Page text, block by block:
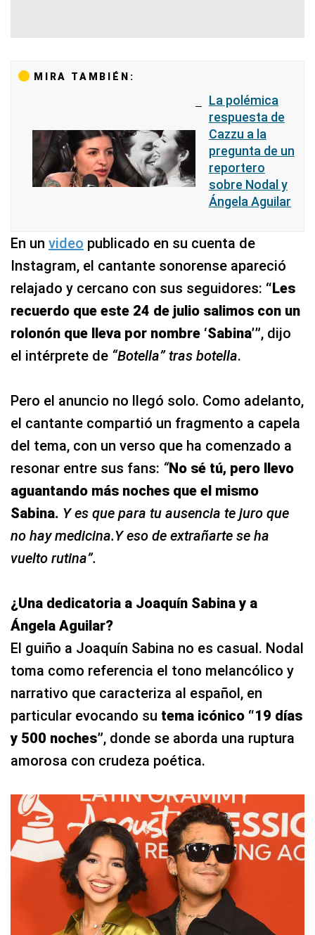
MIRA TAMBIÉN:
La polémica
respuesta de
Cazzu a la
pregunta de un
reportero
sobre Nodal y
Ángela Aguilar
En un video publicado en su cuenta de
Instagram, el cantante sonorense apareció
relajado y cercano con sus seguidores: “Les
recuerdo que este 24 de julio salimos con un
rolonón que lleva por nombre ‘Sabina’”, dijo
el intérprete de “Botella” tras botella.
Pero el anuncio no llegó solo. Como adelanto,
el cantante compartió un fragmento a capela
del tema, con un verso que ha comenzado a
resonar entre sus fans: “No sé tú, pero llevo
aguantando más noches que el mismo
Sabina. Y es que para tu ausencia te juro que
no hay medicina.Y eso de extrañarte se ha
vuelto rutina”.
¿Una dedicatoria a Joaquín Sabina y a
Ángela Aguilar?
El guiño a Joaquín Sabina no es casual. Nodal
toma como referencia el tono melancólico y
narrativo que caracteriza al español, en
particular evocando su tema icónico “19 días
y 500 noches”, donde se aborda una ruptura
amorosa con crudeza poética.